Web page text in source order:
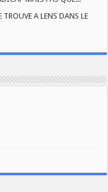
A LENS DANS LE